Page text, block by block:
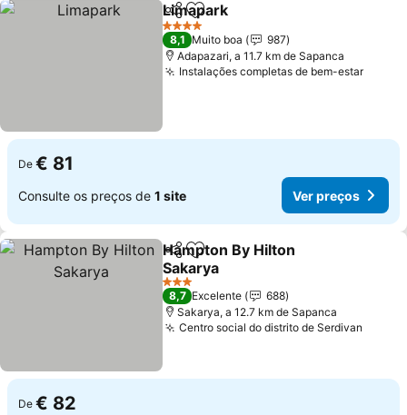
PartilharAdicionar aos favoritos
Limapark
4 Estrelas
8,1 Muito boa
987
Adapazari, a 11.7 km de Sapanca
Instalações completas de bem-estarVer
De € 81
Consulte os preços de 1 site Ver preços
PartilharAdicionar aos favoritos
Hampton By Hilton
Sakarya
Ver preços
3 Estrelas
8,7 Excelente
688
Sakarya, a 12.7 km de Sapanca
Centro social do distrito de Serdivan
De € 82